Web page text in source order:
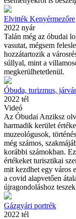
Elvitték Kenyérmezőre
2022 nyár
Talán még az óbudai
vasutat, mégsem
hozzátartozik a
súllyal, mint a
megkerülhetetlenül.
Óbuda, turizmus,
2022 tél
Videó
Az Óbudai Anziksz
harmadik kerület
muzeológusok,
még számos,
korábbi számokban.
értékeket turisztikai
mit kezdhet egy város
a covid alapvetően
újragondoláshoz
Gázgyári portrék
2022 tél